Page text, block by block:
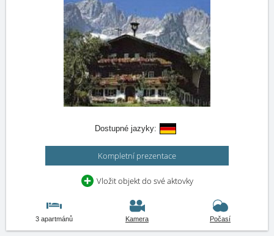
Dostupné jazyky:
Kompletní prezentace
Vložit objekt do své aktovky
3 apartmánů Kamera Počasí